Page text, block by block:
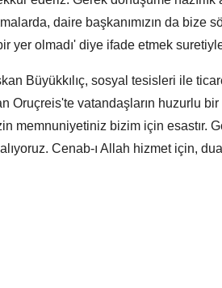
daire başkanımızın da bize
yer olmadı' diye ifade etmek
Büyükkılıç, sosyal tesisleri ile
Oruçreis'te vatandaşların huzurlu
memnuniyetiniz bizim için esastır.
Cenab-ı Allah hizmet için,